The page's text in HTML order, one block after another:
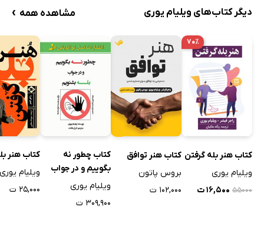
دیگر کتاب‌های ویلیام یوری مشاهده همه ›
۷۰٪
کتاب هنر بله گرفتن
ویلیام یوری
۵۵۰۰۰ ۱۶,۵۰۰ ت
کتاب هنر توافق
بروس پاتون
۱۰۲,۰۰۰ ت
کتاب چطور نه
بگوییم و در جواب
بله بشنویم
ویلیام یوری
۳۰۹,۹۰۰ ت
کتاب هنر
ویلیام یوری
۲۵,۰۰۰ ت